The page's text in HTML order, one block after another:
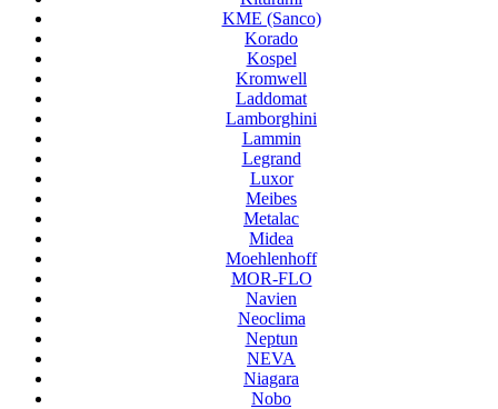
KME (Sanco)
Korado
Kospel
Kromwell
Laddomat
Lamborghini
Lammin
Legrand
Luxor
Meibes
Metalac
Midea
Moehlenhoff
MOR-FLO
Navien
Neoclima
Neptun
NEVA
Niagara
Nobo